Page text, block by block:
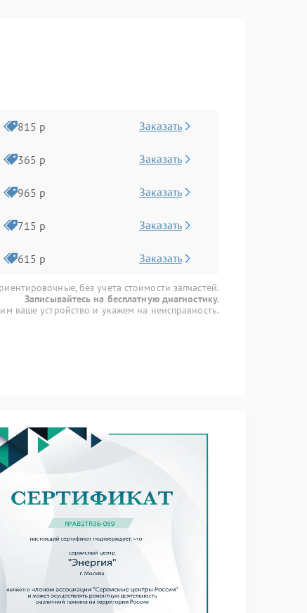
815 р Заказать
365 р Заказать
965 р Заказать
715 р Заказать
615 р Заказать
без учета стоимости запчастей.
Записывайтесь на бесплатную диагностику.
ваше устройство и укажем на неисправность.